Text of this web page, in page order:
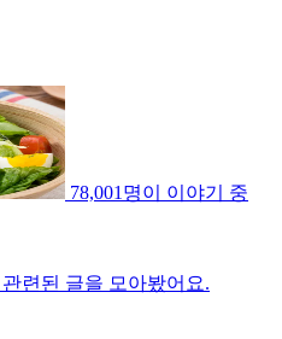
78,001명이 이야기 중
련된 글을 모아봤어요.